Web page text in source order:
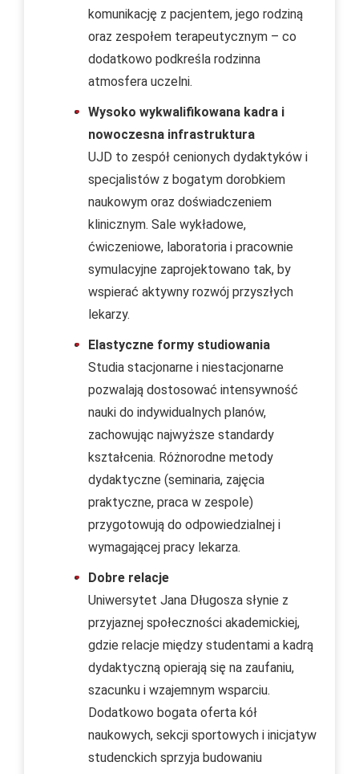
komunikację z pacjentem, jego rodziną
oraz zespołem terapeutycznym – co
dodatkowo podkreśla rodzinna
atmosfera uczelni.
Wysoko wykwalifikowana kadra i
nowoczesna infrastruktura
UJD to zespół cenionych dydaktyków i
specjalistów z bogatym dorobkiem
naukowym oraz doświadczeniem
klinicznym. Sale wykładowe,
ćwiczeniowe, laboratoria i pracownie
symulacyjne zaprojektowano tak, by
wspierać aktywny rozwój przyszłych
lekarzy.
Elastyczne formy studiowania
Studia stacjonarne i niestacjonarne
pozwalają dostosować intensywność
nauki do indywidualnych planów,
zachowując najwyższe standardy
kształcenia. Różnorodne metody
dydaktyczne (seminaria, zajęcia
praktyczne, praca w zespole)
przygotowują do odpowiedzialnej i
wymagającej pracy lekarza.
Dobre relacje
Uniwersytet Jana Długosza słynie z
przyjaznej społeczności akademickiej,
gdzie relacje między studentami a kadrą
dydaktyczną opierają się na zaufaniu,
szacunku i wzajemnym wsparciu.
Dodatkowo bogata oferta kół
naukowych, sekcji sportowych i inicjatyw
studenckich sprzyja budowaniu